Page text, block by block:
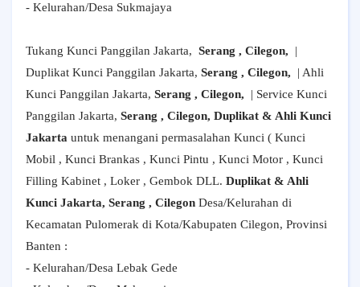
- Kelurahan/Desa Sukmajaya
Tukang Kunci Panggilan Jakarta, Serang , Cilegon,
|
Duplikat Kunci Panggilan Jakarta, Serang , Cilegon,
| Ahli
Kunci Panggilan Jakarta, Serang , Cilegon,
| Service Kunci
Panggilan Jakarta, Serang , Cilegon, Duplikat & Ahli Kunci
Jakarta untuk menangani permasalahan Kunci ( Kunci
Mobil , Kunci Brankas , Kunci Pintu , Kunci Motor , Kunci
Filling Kabinet , Loker , Gembok DLL. Duplikat & Ahli
Kunci Jakarta, Serang , Cilegon Desa/Kelurahan di
Kecamatan Pulomerak di Kota/Kabupaten Cilegon, Provinsi
Banten :
- Kelurahan/Desa Lebak Gede